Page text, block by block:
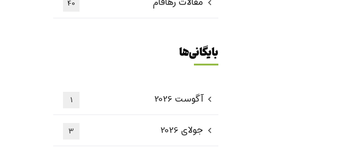
40
بایگانی‌ها
آگوست 2026 1
جولای 2026 3